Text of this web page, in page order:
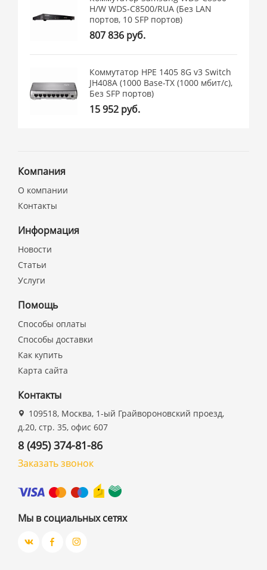
H/W WDS-C8500/RUA (Без LAN
портов, 10 SFP портов)
807 836 руб.
Коммутатор HPE 1405 8G v3 Switch
JH408A (1000 Base-TX (1000 мбит/с),
Без SFP портов)
15 952 руб.
Компания
О компании
Контакты
Информация
Новости
Статьи
Услуги
Помощь
Способы оплаты
Способы доставки
Как купить
Карта сайта
Контакты
109518, Москва, 1-ый Грайвороновский проезд,
д.20, стр. 35, офис 607
8 (495) 374-81-86
Заказать звонок
Мы в социальных сетях